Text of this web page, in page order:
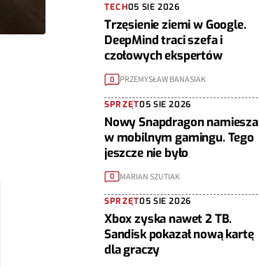
TECH05 SIE 2026
Trzęsienie ziemi w Google.
DeepMind traci szefa i
czołowych ekspertów
0 PRZEMYSŁAW BANASIAK
SPRZĘT05 SIE 2026
Nowy Snapdragon namiesza
w mobilnym gamingu. Tego
jeszcze nie było
0 MARIAN SZUTIAK
SPRZĘT05 SIE 2026
Xbox zyska nawet 2 TB.
Sandisk pokazał nową kartę
dla graczy